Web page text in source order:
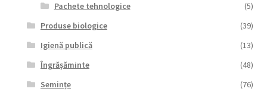
Pachete tehnologice
(5)
Produse biologice
(39)
Igienă publică
(13)
Îngrășăminte
(48)
Semințe
(76)